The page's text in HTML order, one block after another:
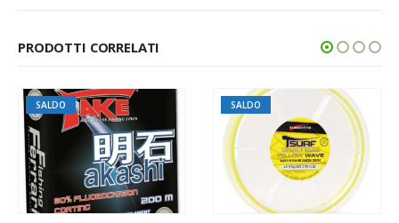
PRODOTTI CORRELATI
SALDO